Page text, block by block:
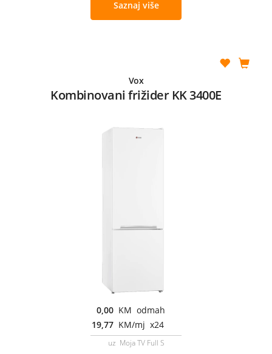
Saznaj više
Vox
Kombinovani frižider KK 3400E
0,00 KM odmah
19,77 KM/mj x24
uz Moja TV Full S